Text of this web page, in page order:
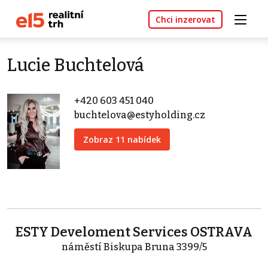
Chci inzerovat
Lucie Buchtelová
+420 603 451 040
buchtelova@estyholding.cz
Zobraz 11 nabídek
ESTY Develoment Services OSTRAVA
náměstí Biskupa Bruna 3399/5